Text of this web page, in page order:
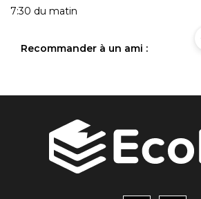
7:30 du matin
Recommander à un ami :